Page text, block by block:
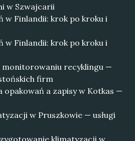
w Szwajcarii
w Finlandii: krok po kroku i
w Finlandii: krok po kroku i
monitorowaniu recyklingu —
firm
opakowań a zapisy w Kotkas —
w Pruszkowie — usługi
klimatyzacji w